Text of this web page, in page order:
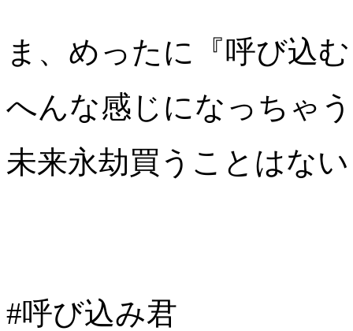
ま、めったに『呼び込
へんな感じになっちゃ
未来永劫買うことはな
#呼び込み君